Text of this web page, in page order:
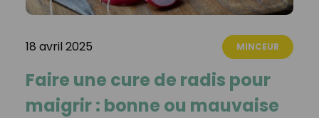
18 avril 2025 MINCEUR
Faire une cure de radis pour
maigrir : bonne ou mauvaise